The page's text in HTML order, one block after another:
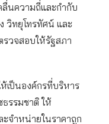
นความถี่และกำกับ
วิทยุโทรทัศน์ และ
วจสอบให้รัฐสภา
ห้เป็นองค์กรที่บริหาร
รรมชาติ ให้
ะจำหน่ายในราคาถูก